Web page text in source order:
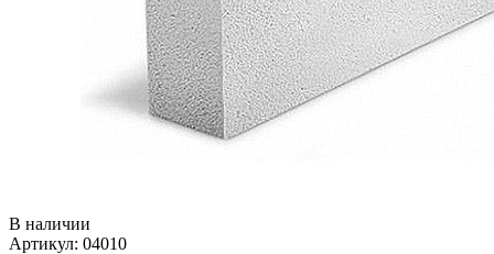
В наличии
Артикул: 04010